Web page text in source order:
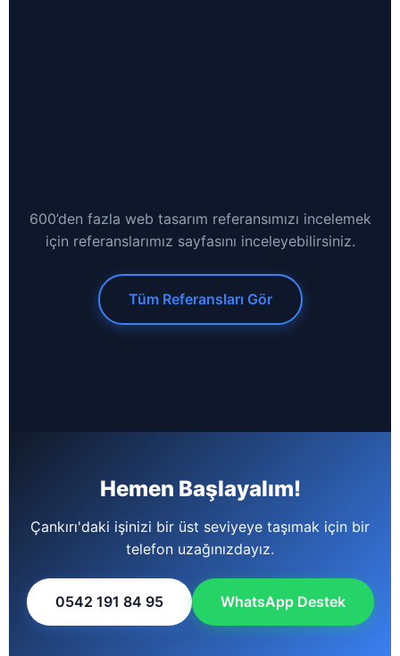
600’den fazla web tasarım referansımızı incelemek
için referanslarımız sayfasını inceleyebilirsiniz.
Tüm Referansları Gör
Hemen Başlayalım!
Çankırı'daki işinizi bir üst seviyeye taşımak için bir
telefon uzağınızdayız.
0542 191 84 95 WhatsApp Destek